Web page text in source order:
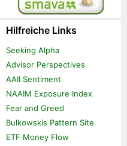
Hilfreiche Links
Seeking Alpha
Advisor Perspectives
AAII Sentiment
NAAIM Exposure Index
Fear and Greed
Bulkowskis Pattern Site
ETF Money Flow